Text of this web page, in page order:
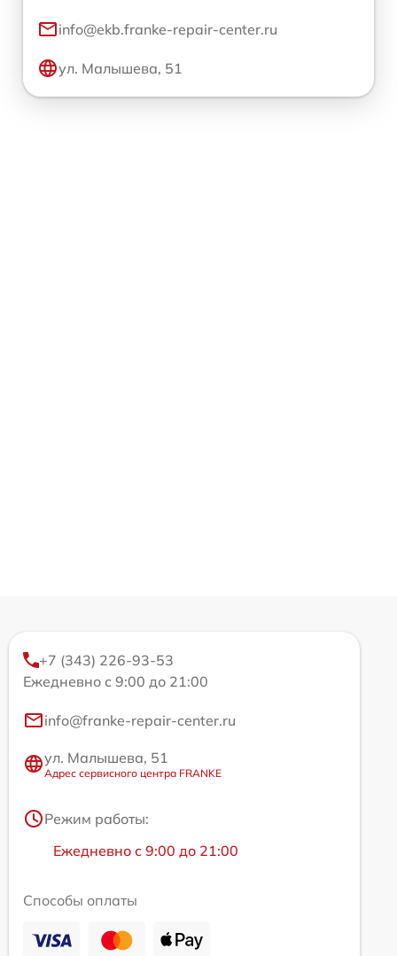
info@ekb.franke-repair-center.ru
ул. Малышева, 51
+7 (343) 226-93-53
Ежедневно с 9:00 до 21:00
info@franke-repair-center.ru
ул. Малышева, 51
Адрес сервисного центра FRANKE
Режим работы:
Ежедневно с 9:00 до 21:00
Способы оплаты